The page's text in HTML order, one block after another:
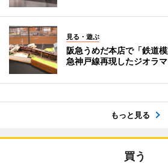
見る・遊ぶ
阪急うめだ本店で「鉄道
急神戸線再現したジオラマ
もっと見る
買う